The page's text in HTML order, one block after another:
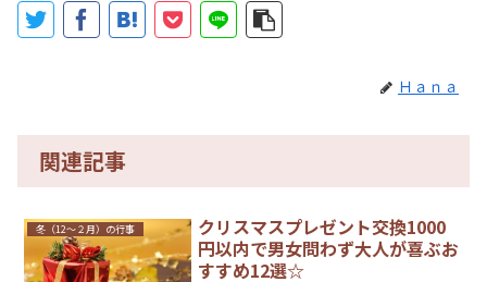
Ｈａｎａ
関連記事
冬（12～２月）の行事
クリスマスプレゼント交換1000
円以内で男女問わず大人が喜ぶお
すすめ12選☆